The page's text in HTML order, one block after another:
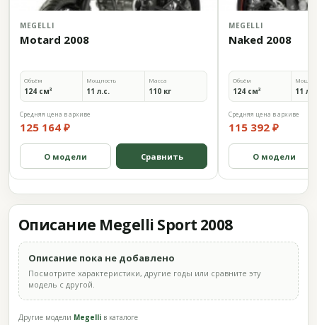
MEGELLI
Motard 2008
Объём
124 см³
Мощность
11 л.с.
Масса
110 кг
Средняя цена в архиве
125 164 ₽
О модели Сравнить
MEGELLI
Naked 2008
Объём
124 см³ 11
Средняя цена в архиве
115 392 ₽
О модели
Описание Megelli Sport 2008
Описание пока не добавлено
Посмотрите характеристики, другие годы или сравните эту
модель с другой.
Другие модели Megelli в каталоге